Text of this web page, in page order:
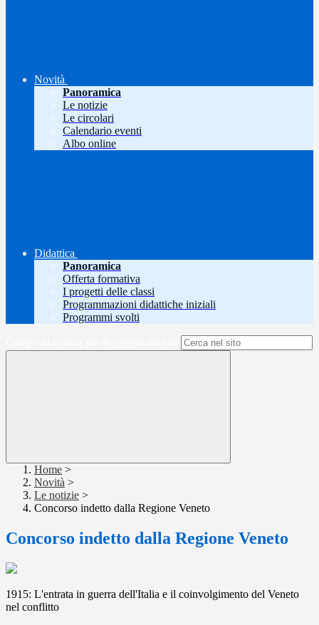
Novità
Panoramica
Le notizie
Le circolari
Calendario eventi
Albo online
Didattica
Panoramica
Offerta formativa
I progetti delle classi
Programmazioni didattiche iniziali
Programmi svolti
Home >
Novità >
Le notizie >
Concorso indetto dalla Regione Veneto
Concorso indetto dalla Regione Veneto
1915: L'entrata in guerra dell'Italia e il coinvolgimento del Veneto
nel conflitto